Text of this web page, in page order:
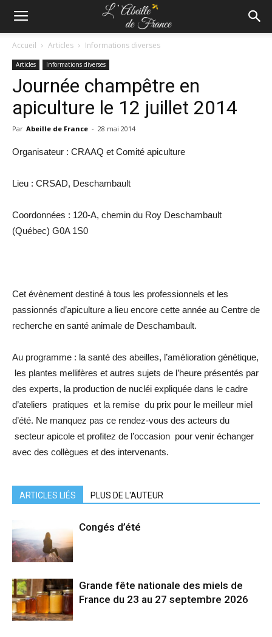
Accueil Articles Informations diverses
Articles Informations diverses
Journée champêtre en
apiculture le 12 juillet 2014
Par Abeille de France - 28 mai 2014
Organisateur : CRAAQ et Comité apiculture
Lieu : CRSAD, Deschambault
Coordonnées : 120-A, chemin du Roy Deschambault
(Québec) G0A 1S0
Cet évènement destiné à tous les professionnels et les
passionnés d’apiculture a lieu encore cette année au Centre de
recherche en santé animale de Deschambault.
Au programme : la santé des abeilles, l’amélioration génétique,
les plantes mellifères et autres sujets de l’heure présentés par
des experts, la production de nucléi expliquée dans le cadre
d’ateliers pratiques et la remise du prix pour le meilleur miel
d’été. Ne manquez pas ce rendez-vous des acteurs du
secteur apicole et profitez de l’occasion pour venir échanger
avec des collègues et des intervenants.
ARTICLES LIÉS PLUS DE L'AUTEUR
Congés d’été
Grande fête nationale des miels de
France du 23 au 27 septembre 2026